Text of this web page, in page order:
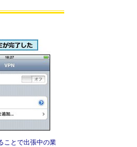
ことで出張中の業